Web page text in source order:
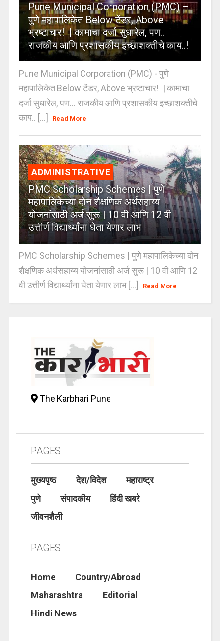
Pune Municipal Corporation (PMC) –
पुणे महापालिकेत Below टेंडर, Above
भ्रष्टाचार! | कामाचा दर्जा सुधारेल, पण…
राजकीय आणि प्रशासकीय इच्छाशक्तीचे काय..!
Pune Municipal Corporation (PMC) - पुणे
महापालिकेत Below टेंडर, Above भ्रष्टाचार! | कामाचा
दर्जा सुधारेल, पण… राजकीय आणि प्रशासकीय इच्छाशक्तीचे
काय.. [...]
Read More
ADMINISTRATIVE
PMC Scholarship Schemes | पुणे
महापालिकेच्या दोन शैक्षणिक अर्थसहाय्य
योजनांसाठी अर्ज सुरू | 10 वी आणि 12 वी
उत्तीर्ण विद्यार्थ्यांना घेता येणार लाभ
PMC Scholarship Schemes | पुणे महापालिकेच्या दोन
शैक्षणिक अर्थसहाय्य योजनांसाठी अर्ज सुरू | 10 वी आणि 12
वी उत्तीर्ण विद्यार्थ्यांना घेता येणार लाभ [...]
Read More
The Karbhari Pune
PAGES
मुख्यपृष्ठ देश/विदेश
महाराष्ट्र
पुणे
संपादकीय
हिंदी खबरे
जीवनशैली
PAGES
Home
Country/Abroad
Maharashtra
Editorial
Hindi News